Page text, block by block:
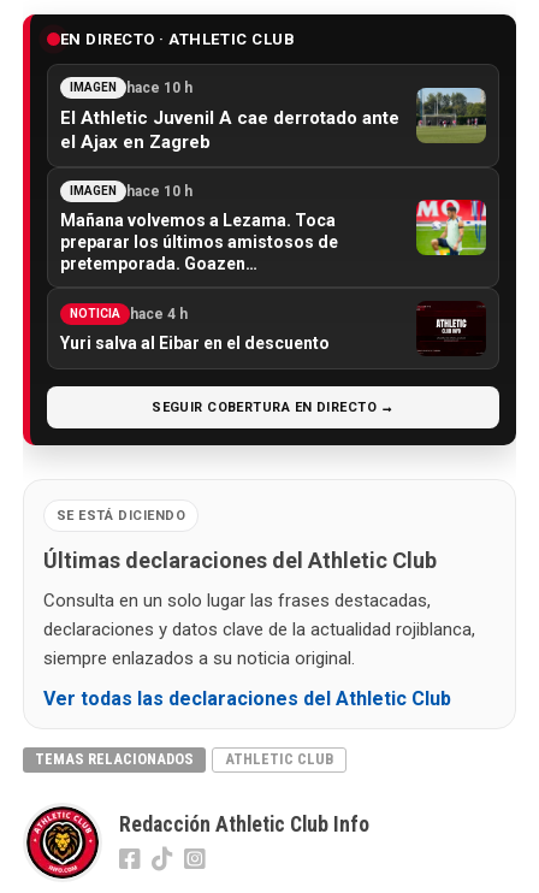
EN DIRECTO · ATHLETIC CLUB
IMAGEN hace 10 h
El Athletic Juvenil A cae derrotado ante
el Ajax en Zagreb
IMAGEN hace 10 h
Mañana volvemos a Lezama. Toca
preparar los últimos amistosos de
pretemporada. Goazen…
NOTICIA hace 4 h
Yuri salva al Eibar en el descuento
SEGUIR COBERTURA EN DIRECTO →
SE ESTÁ DICIENDO
Últimas declaraciones del Athletic Club
Consulta en un solo lugar las frases destacadas,
declaraciones y datos clave de la actualidad rojiblanca,
siempre enlazados a su noticia original.
Ver todas las declaraciones del Athletic Club
TEMAS RELACIONADOS ATHLETIC CLUB
Redacción Athletic Club Info